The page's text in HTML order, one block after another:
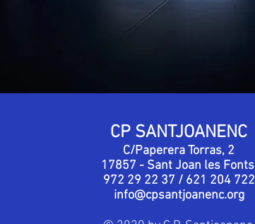
CP SANTJOANENC
C/Paperera Torras, 2
17857 - Sant Joan les Fonts
972 29 22 37 / 621 204 722
info@cpsantjoanenc.org